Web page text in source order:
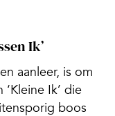
Ik’
aanleer, is om
Ik’ die
boos